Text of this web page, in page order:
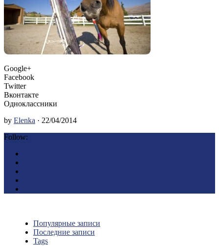
Google+
Facebook
Twitter
Вконтакте
Одноклассники
by Elenka · 22/04/2014
Follow:
Популярные записи
Последние записи
Tags